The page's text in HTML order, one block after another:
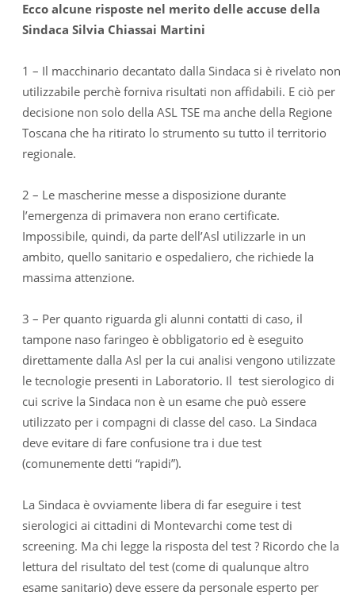
Ecco alcune risposte nel merito delle accuse della
Sindaca Silvia Chiassai Martini
1 – Il macchinario decantato dalla Sindaca si è rivelato non
utilizzabile perchè forniva risultati non affidabili. E ciò per
decisione non solo della ASL TSE ma anche della Regione
Toscana che ha ritirato lo strumento su tutto il territorio
regionale.
2 – Le mascherine messe a disposizione durante
l’emergenza di primavera non erano certificate.
Impossibile, quindi, da parte dell’Asl utilizzarle in un
ambito, quello sanitario e ospedaliero, che richiede la
massima attenzione.
3 – Per quanto riguarda gli alunni contatti di caso, il
tampone naso faringeo è obbligatorio ed è eseguito
direttamente dalla Asl per la cui analisi vengono utilizzate
le tecnologie presenti in Laboratorio. Il test sierologico di
cui scrive la Sindaca non è un esame che può essere
utilizzato per i compagni di classe del caso. La Sindaca
deve evitare di fare confusione tra i due test
(comunemente detti “rapidi”).
La Sindaca è ovviamente libera di far eseguire i test
sierologici ai cittadini di Montevarchi come test di
screening. Ma chi legge la risposta del test ? Ricordo che la
lettura del risultato del test (come di qualunque altro
esame sanitario) deve essere da personale esperto per